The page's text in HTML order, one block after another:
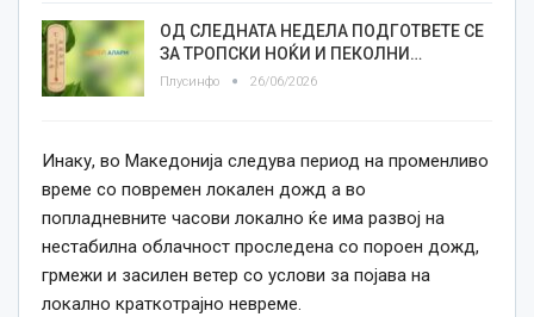
ОД СЛЕДНАТА НЕДЕЛА ПОДГОТВЕТЕ СЕ
ЗА ТРОПСКИ НОЌИ И ПЕКОЛНИ…
Плусинфо 26/06/2026
Инаку, во Македонија следува период на променливо
време со повремен локален дожд а во
попладневните часови локално ќе има развој на
нестабилна облачност проследена со пороен дожд,
грмежи и засилен ветер со услови за појава на
локално краткотрајно невреме.